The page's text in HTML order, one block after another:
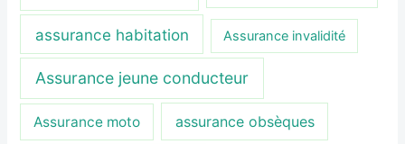
assurance habitation Assurance invalidité
Assurance jeune conducteur
Assurance moto assurance obsèques